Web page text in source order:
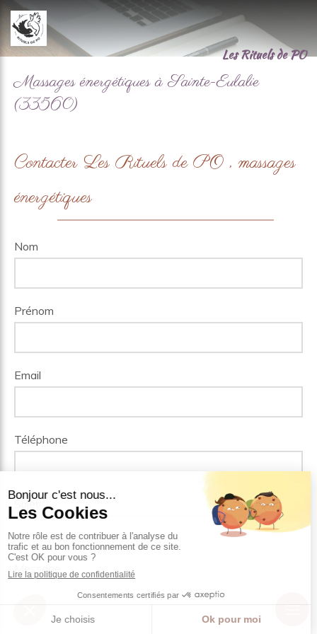
Les Rituels de PO
Massages énergétiques à Sainte-Eulalie
(33560)
Contacter Les Rituels de PO , massages
énergétiques
Nom
Prénom
Email
Téléphone
Sujet
Message